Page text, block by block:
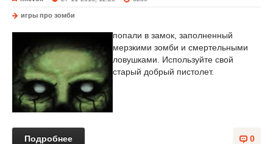
игры про зомби
попали в замок, заполненный
мерзкими зомби и смертельными
ловушками. Используйте свой
старый добрый пистолет.
0
Подробнее